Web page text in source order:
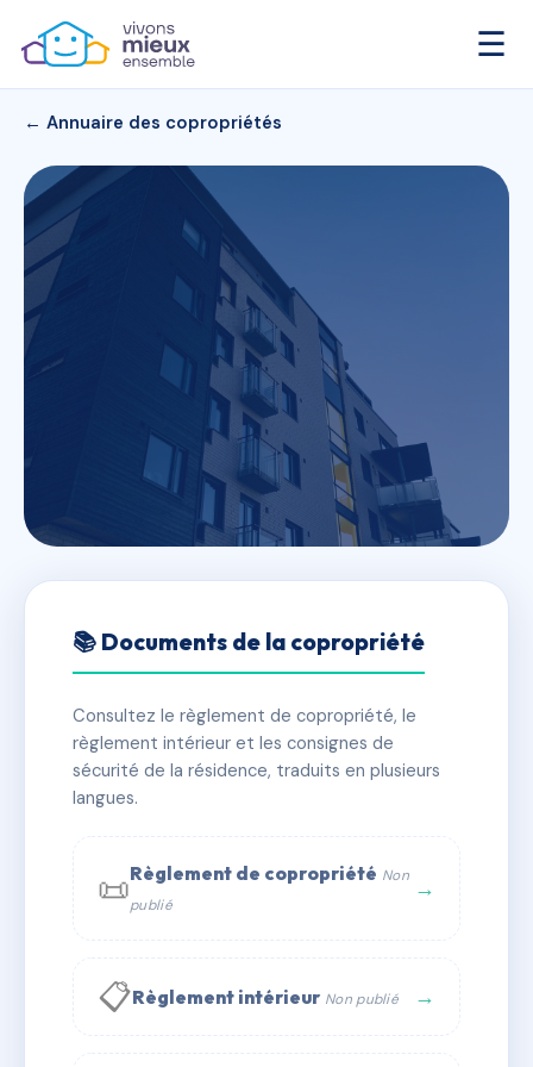
☰
← Annuaire des copropriétés
RESIDENCE KALEI
✓ Immatriculée 🏠 89 lots 🏗 3 bâtiment(s)
📞 Contacter Syndic Digital
📚 Documents de la copropriété
Consultez le règlement de copropriété, le
règlement intérieur et les consignes de
sécurité de la résidence, traduits en plusieurs
langues.
📜Règlement de copropriété Non
publié
→
📋Règlement intérieur Non publié →